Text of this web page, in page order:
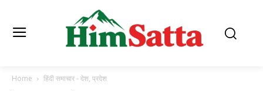
Home हिंदी समाचार - देश, प्रदेश